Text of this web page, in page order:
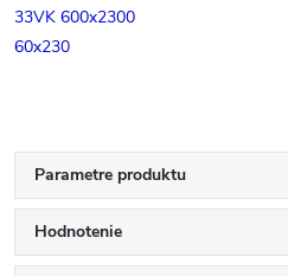
33VK 600x2300
60x230
Parametre produktu
Hodnotenie